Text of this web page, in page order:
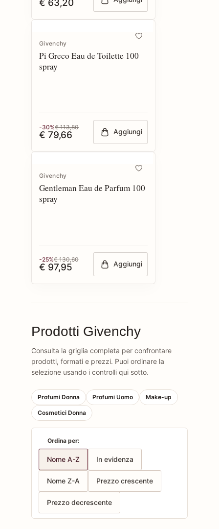
€ 63,20
Givenchy
Pi Greco Eau de Toilette 100
spray
-30%€ 113,80
€ 79,66 Aggiungi
Givenchy
Gentleman Eau de Parfum 100
spray
-25%€ 130,60
€ 97,95 Aggiungi
Prodotti Givenchy
Consulta la griglia completa per confrontare
prodotti, formati e prezzi. Puoi ordinare la
selezione usando i controlli qui sotto.
Profumi Donna Profumi Uomo Make-up
Cosmetici Donna
Ordina per:
Nome A-Z In evidenza
Nome Z-A Prezzo crescente
Prezzo decrescente